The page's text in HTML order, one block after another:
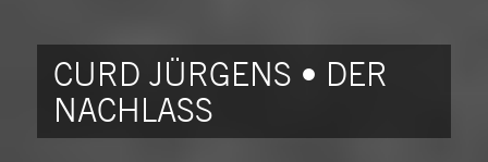
CURD JÜRGENS • DER
NACHLASS